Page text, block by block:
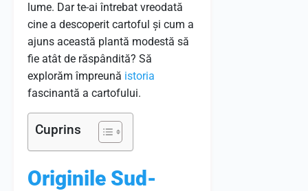
lume. Dar te-ai întrebat vreodată
cine a descoperit cartoful și cum a
ajuns această plantă modestă să
fie atât de răspândită? Să
explorăm împreună istoria
fascinantă a cartofului.
Cuprins
Originile Sud-